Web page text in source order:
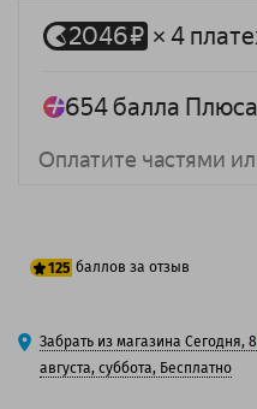
125 баллов за отзыв
100 баллов
125 баллов
Забрать из магазина Сегодня, 8
августа, суббота, Бесплатно